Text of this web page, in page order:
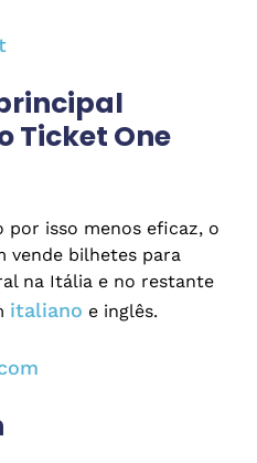
Ticket One
por isso menos eficaz, o
vende bilhetes para
na Itália e no restante
italiano e inglês.